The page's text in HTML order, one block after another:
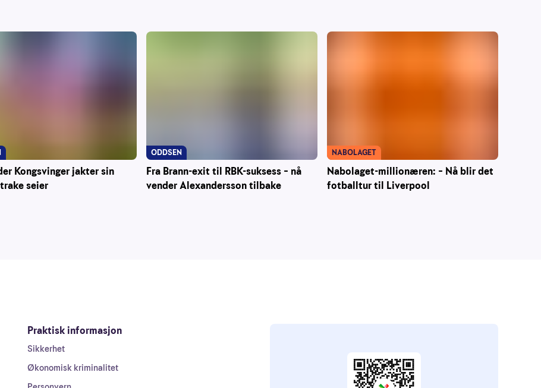
Kongsvinger jakter sin
seier
Fra Brann-exit til RBK-suksess – nå
vender Alexandersson tilbake
ODDSEN
Nabolaget-millionæren: – Nå blir det
fotballtur til Liverpool
NABOLAGET
Praktisk informasjon
Sikkerhet
Økonomisk kriminalitet